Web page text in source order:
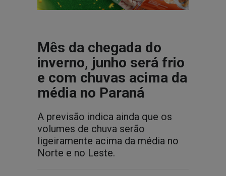
Mês da chegada do
inverno, junho será frio
e com chuvas acima da
média no Paraná
A previsão indica ainda que os
volumes de chuva serão
ligeiramente acima da média no
Norte e no Leste.